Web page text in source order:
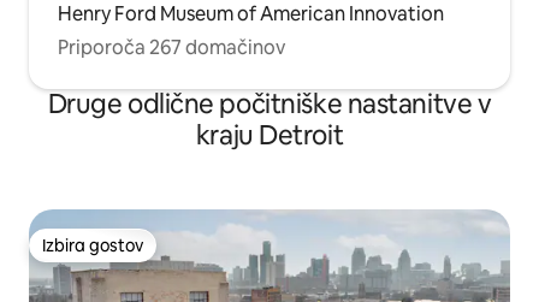
Henry Ford Museum of American Innovation
Priporoča 267 domačinov
Druge odlične počitniške nastanitve v
kraju Detroit
Izbira gostov
Izbira gostov